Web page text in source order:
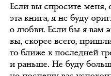
Если вы спросите меня,
эта книга, я не буду
о любви. Если бы я вам
вы, скорее всего,
то ближе к последней
и раньше. Не буду